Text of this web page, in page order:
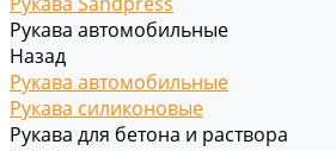
Рукава автомобильные
Назад
Рукава автомобильные
Рукава силиконовые
Рукава для бетона и раствора